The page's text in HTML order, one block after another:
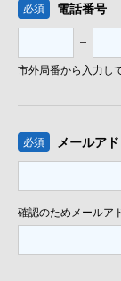
必須 電話番号
市外局番から入力し
必須 メールア
確認のためメールア